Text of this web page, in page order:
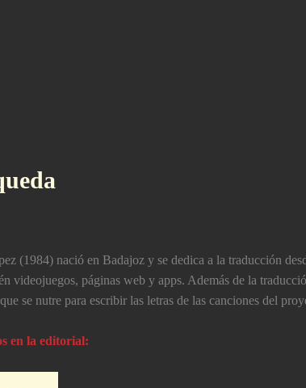
(1984) nació en Badajoz y se dedica a la traducción
videojuegos, páginas web y apps. Además de la
se nutre para escribir las letras de las canciones del
en la editorial: